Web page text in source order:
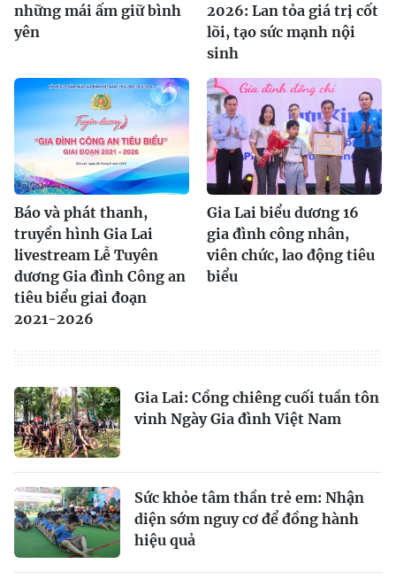
những mái ấm giữ bình
yên
2026: Lan tỏa giá trị cốt
lõi, tạo sức mạnh nội
sinh
Báo và phát thanh,
truyền hình Gia Lai
livestream Lễ Tuyên
dương Gia đình Công an
tiêu biểu giai đoạn
2021-2026
Gia Lai biểu dương 16
gia đình công nhân,
viên chức, lao động tiêu
biểu
Gia Lai: Cồng chiêng cuối tuần tôn
vinh Ngày Gia đình Việt Nam
Sức khỏe tâm thần trẻ em: Nhận
diện sớm nguy cơ để đồng hành
hiệu quả